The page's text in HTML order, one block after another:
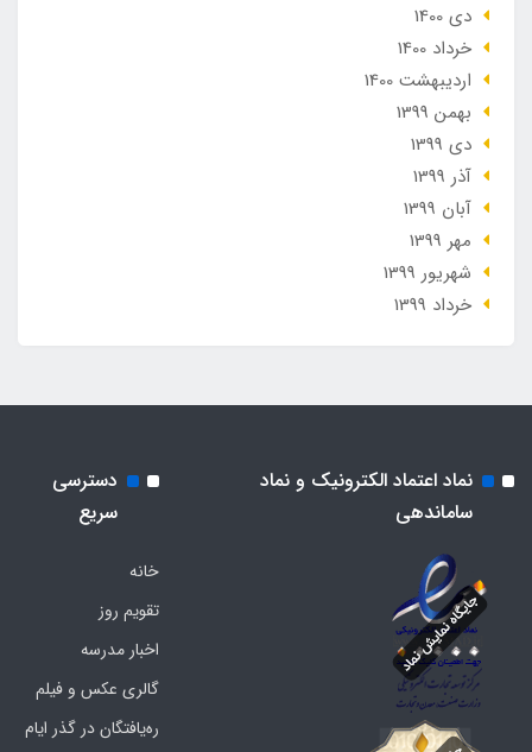
دی 1400
خرداد 1400
ارديبهشت 1400
بهمن 1399
دی 1399
آذر 1399
آبان 1399
مهر 1399
شهریور 1399
خرداد 1399
نماد اعتماد الکترونیک و نماد
ساماندهی
دسترسی
سریع
خانه
تقویم روز
اخبار مدرسه
گالری عکس و فیلم
ره‌یافتگان در گذر ایام